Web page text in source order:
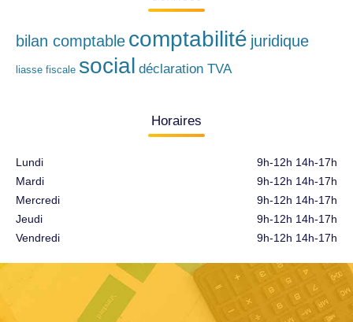
bilan comptable comptabilité juridique
liasse fiscale social déclaration TVA
Horaires
Lundi
Mardi
Mercredi
Jeudi
Vendredi
9h-12h 14h-17h
9h-12h 14h-17h
9h-12h 14h-17h
9h-12h 14h-17h
9h-12h 14h-17h